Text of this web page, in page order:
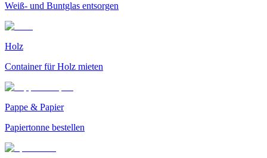
Weiß- und Buntglas entsorgen
Holz
Container für Holz mieten
Pappe & Papier
Papiertonne bestellen